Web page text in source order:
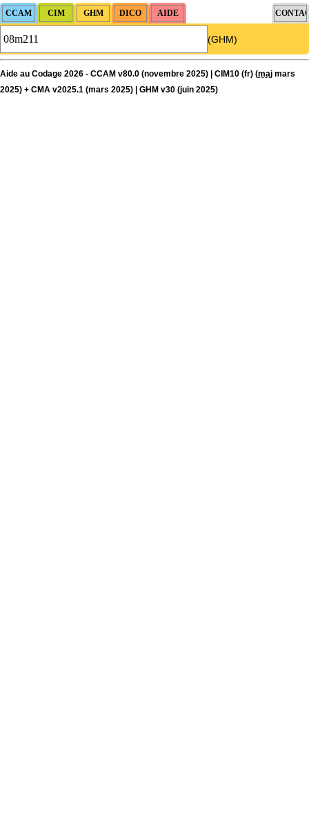
(GHM)
Aide au Codage 2026 - CCAM v80.0 (novembre 2025) | CIM10 (fr) (maj mars
2025) + CMA v2025.1 (mars 2025) | GHM v30 (juin 2025)